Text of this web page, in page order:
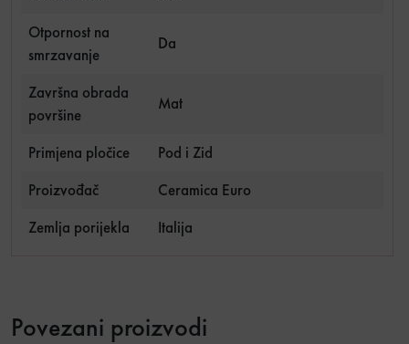
Otpornost na
smrzavanje
Da
Završna obrada
površine
Mat
Primjena pločice
Pod i Zid
Proizvođač
Ceramica Euro
Zemlja porijekla
Italija
Povezani proizvodi